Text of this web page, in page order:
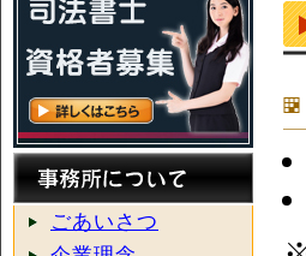
ごあいさつ